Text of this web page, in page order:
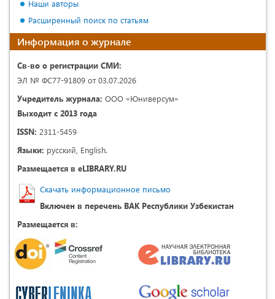
Наши авторы
Расширенный поиск по статьям
Информация о журнале
Св-во о регистрации СМИ:
ЭЛ № ФС77-91809 от 03.07.2026
Учредитель журнала: ООО «Юниверсум»
Выходит с 2013 года
ISSN: 2311-5459
Языки: русский, English.
Размещается в eLIBRARY.RU
Скачать информационное письмо
Включен в перечень ВАК Республики Узбекистан
Размещается в: